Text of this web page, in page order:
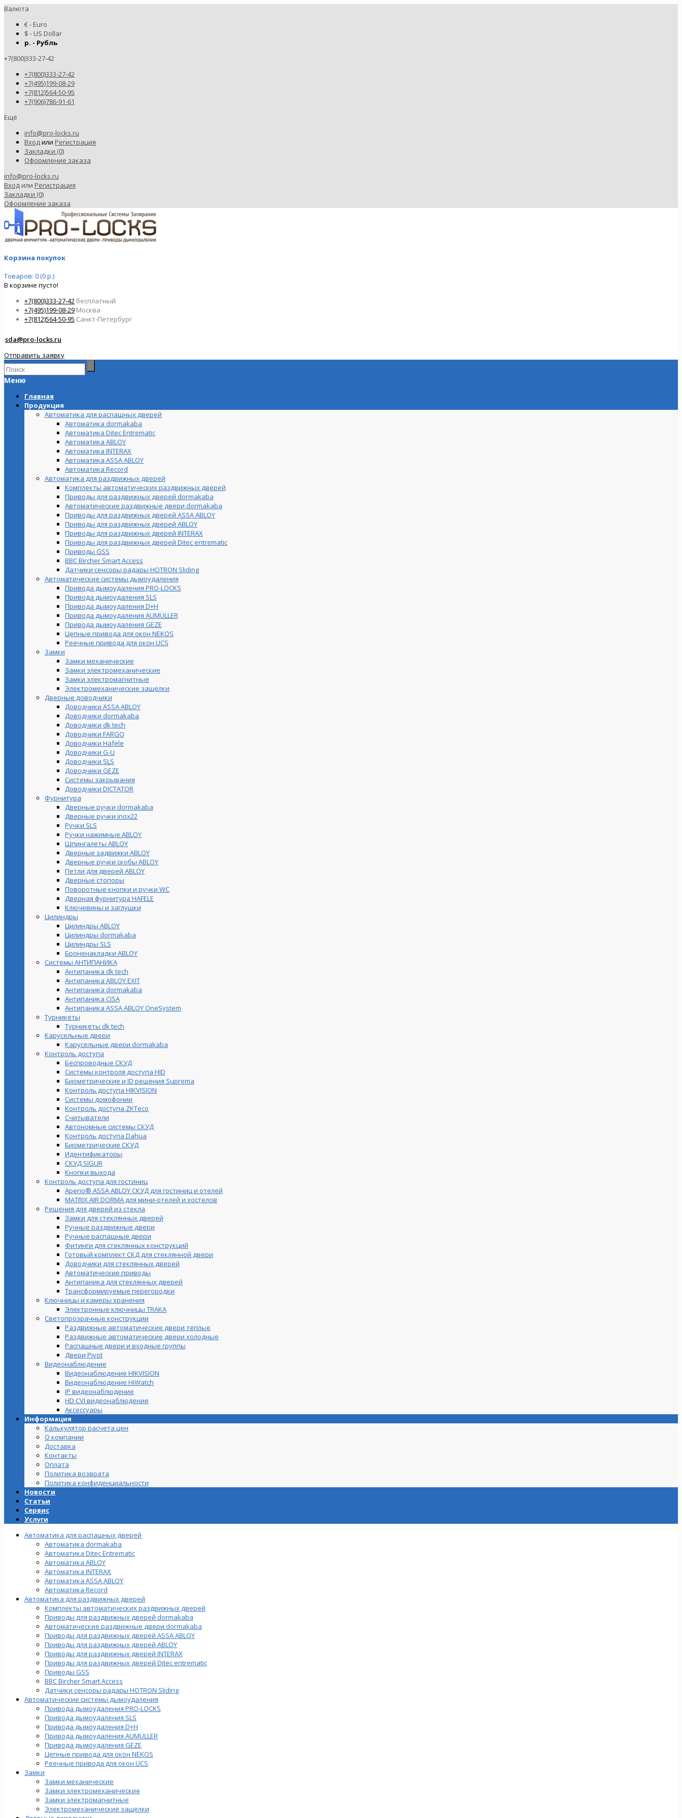
Валюта
€ - Euro
$ - US Dollar
р. - Рубль
+7(800)333-27-42
+7(800)333-27-42
+7(495)199-08-29
+7(812)564-50-95
+7(906)786-91-61
Ещё
info@pro-locks.ru
Входили Регистрация
Закладки (0)
Оформление заказа
info@pro-locks.ru
Вход или Регистрация
Закладки (0)
Оформление заказа
Корзина покупок
Товаров: 0 (0 р.)
В корзине пусто!
+7(800)333-27-42 бесплатный
+7(495)199-08-29 Москва
+7(812)564-50-95 Санкт-Петербург
sda@pro-locks.ru
Отправить заявку
Меню
Главная
Продукция
Автоматика для распашных дверей
Автоматика dormakaba
Автоматика Ditec Entrematic
Автоматика ABLOY
Автоматика INTERAX
Автоматика ASSA ABLOY
Автоматика Record
Автоматика для раздвижных дверей
Комплекты автоматических раздвижных дверей
Приводы для раздвижных дверей dormakaba
Автоматические раздвижные двери dormakaba
Приводы для раздвижных дверей ASSA ABLOY
Приводы для раздвижных дверей ABLOY
Приводы для раздвижных дверей INTERAX
Приводы для раздвижных дверей Ditec entrematic
Приводы GSS
BBC Bircher Smart Access
Датчики сенсоры радары HOTRON Sliding
Автоматические системы дымоудаления
Привода дымоудаления PRO-LOCKS
Привода дымоудаления SLS
Привода дымоудаления D+H
Привода дымоудаления AUMÜLLER
Привода дымоудаления GEZE
Цепные привода для окон NEKOS
Реечные привода для окон UСS
Замки
Замки механические
Замки электромеханические
Замки электромагнитные
Электромеханические защелки
Дверные доводчики
Доводчики ASSA ABLOY
Доводчики dormakaba
Доводчики dk tech
Доводчики FARGO
Доводчики Hafele
Доводчики G-U
Доводчики SLS
Доводчики GEZE
Cистемы закрывания
Доводчики DICTATOR
Фурнитура
Дверные ручки dormakaba
Дверные ручки inox22
Ручки SLS
Ручки нажимные ABLOY
Шпингалеты ABLOY
Дверные задвижки ABLOY
Дверные ручки скобы ABLOY
Петли для дверей ABLOY
Дверные стопоры
Поворотные кнопки и ручки WC
Дверная фурнитура HAFELE
Ключевины и заглушки
Цилиндры
Цилиндры ABLOY
Цилиндры dormakaba
Цилиндры SLS
Броненакладки ABLOY
Системы АНТИПАНИКА
Антипаника dk tech
Антипаника ABLOY EXIT
Антипаника dormakaba
Антипаника СISA
Антипаника ASSA ABLOY OneSystem
Турникеты
Турникеты dk tech
Карусельные двери
Карусельные двери dormakaba
Контроль доступа
Беспроводные СКУД
Системы контроля доступа HID
Биометрические и ID решения Suprema
Контроль доступа HIKVISION
Системы домофонии
Контроль доступа ZKTeco
Считыватели
Автономные системы СКУД
Контроль доступа Dahua
Биометрические СКУД
Идентификаторы
СКУД SIGUR
Кнопки выхода
Контроль доступа для гостиниц
Aperio® ASSA ABLOY СКУД для гостиниц и отелей
MATRIX AIR DORMA для мини-отелей и хостелов
Решения для дверей из стекла
Замки для стеклянных дверей
Ручные раздвижные двери
Ручные распашные двери
Фитинги для стеклянных конструкций
Готовый комплект СКД для стеклянной двери
Доводчики для стеклянных дверей
Автоматические приводы
Антипаника для стеклянных дверей
Трансформируемые перегородки
Ключницы и камеры хранения
Электронные ключницы TRAKA
Светопрозрачные конструкции
Раздвижные автоматические двери теплые
Раздвижные автоматические двери холодные
Распашные двери и входные группы
Двери Pivot
Видеонаблюдение
Видеонаблюдение HIKVISION
Видеонаблюдение HiWatch
IP видеонаблюдение
HD CVI видеонаблюдение
Аксессуары
Информация
Калькулятор расчета цен
О компании
Доставка
Контакты
Оплата
Политика возврата
Политика конфиденциальности
Новости
Статьи
Сервис
Услуги
Автоматика для распашных дверей
Автоматика dormakaba
Автоматика Ditec Entrematic
Автоматика ABLOY
Автоматика INTERAX
Автоматика ASSA ABLOY
Автоматика Record
Автоматика для раздвижных дверей
Комплекты автоматических раздвижных дверей
Приводы для раздвижных дверей dormakaba
Автоматические раздвижные двери dormakaba
Приводы для раздвижных дверей ASSA ABLOY
Приводы для раздвижных дверей ABLOY
Приводы для раздвижных дверей INTERAX
Приводы для раздвижных дверей Ditec entrematic
Приводы GSS
BBC Bircher Smart Access
Датчики сенсоры радары HOTRON Sliding
Автоматические системы дымоудаления
Привода дымоудаления PRO-LOCKS
Привода дымоудаления SLS
Привода дымоудаления D+H
Привода дымоудаления AUMÜLLER
Привода дымоудаления GEZE
Цепные привода для окон NEKOS
Реечные привода для окон UСS
Замки
Замки механические
Замки электромеханические
Замки электромагнитные
Электромеханические защелки